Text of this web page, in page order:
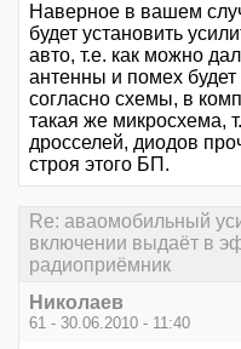
Наверное в вашем
будет установить
авто, т.е. как можно
антенны и помех
согласно схемы, в
такая же микросхема,
дросселей, диодов
строя этого БП.
Re: аваомобильный
включении выдаёт в
радиоприёмник
Николаев
61 - 30.06.2010 - 11:40